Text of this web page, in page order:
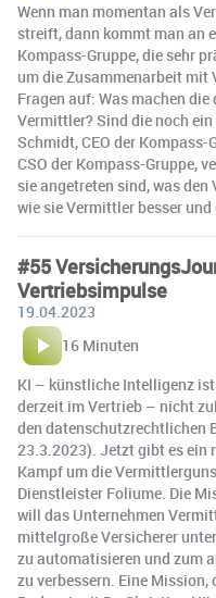
Wenn man momentan als
streift, dann kommt man an
Kompass-Gruppe, die sehr
um die Zusammenarbeit
Fragen auf: Was machen
Vermittler? Sind die noch
Schmidt, CEO der Kompass-
CSO der Kompass-Gruppe,
sie angetreten sind, was
wie sie Vermittler besser
#55
Vertriebsimpulse
19.04.2023
16 Minuten
KI – künstliche Intelligenz
derzeit im Vertrieb – nicht
den datenschutzrechtlichen
23.3.2023). Jetzt gibt es ein
Kampf um die
Dienstleister Foliume. Die
will das Unternehmen
mittelgroße Versicherer
zu automatisieren und zum
zu verbessern. Eine